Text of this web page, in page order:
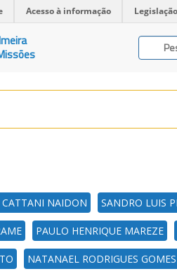
Acesso à informação Legislação
CATTANI NAIDON SANDRO LUIS
PAULO HENRIQUE MAREZE
NATANAEL RODRIGUES GOMES